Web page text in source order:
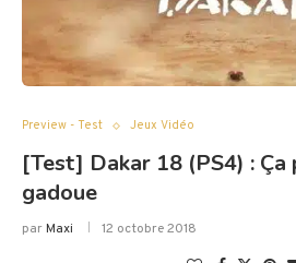
Preview - Test Jeux Vidéo
[Test] Dakar 18 (PS4) :
gadoue
parMaxi 12 octobre 2018